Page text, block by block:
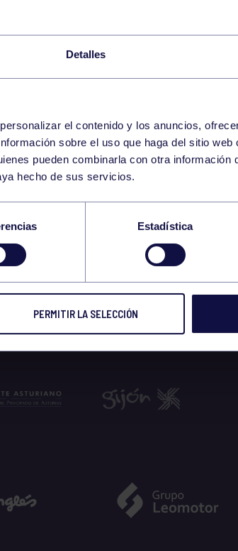
Detalles
el contenido y los anuncios,
sobre el uso que haga del sitio web
pueden combinarla con otra información
hecho de sus servicios.
Estadística
PERMITIR LA SELECCIÓN
12 SATURDAY
JULY
GIMNASIO